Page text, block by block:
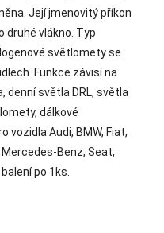
Její jmenovitý příkon
druhé vlákno. Typ
světlomety se
Funkce závisí na
denní světla DRL, světla
dálkové
vozidla Audi, BMW, Fiat,
Mercedes-Benz, Seat,
po 1ks.